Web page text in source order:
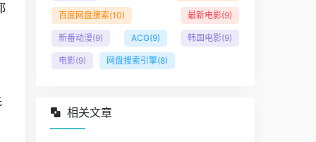
百度网盘搜索(10) 最新电影(9)
新番动漫(9) ACG(9) 韩国电影(9)
电影(9) 网盘搜索引擎(8)
相关文章